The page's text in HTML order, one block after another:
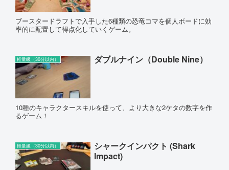
ブースタードラフトで入手した6種類の恐竜コマを個人ボードに効
率的に配置して得点化していくゲーム。
軽量級（30分以内） ダブルナイン（Double Nine）
10種のキャラクタースキルを使って、より大きな2ケタの数字を作
るゲーム！
軽量級（30分以内）
シャークインパクト (Shark
Impact)